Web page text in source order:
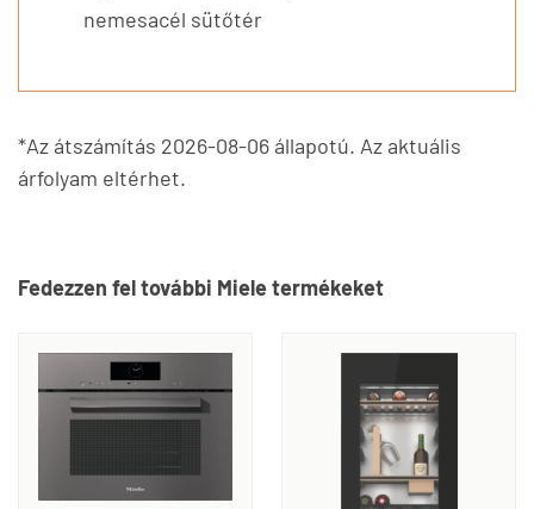
nemesacél sütőtér
*Az átszámítás 2026-08-06 állapotú. Az aktuális
árfolyam eltérhet.
Fedezzen fel további Miele termékeket